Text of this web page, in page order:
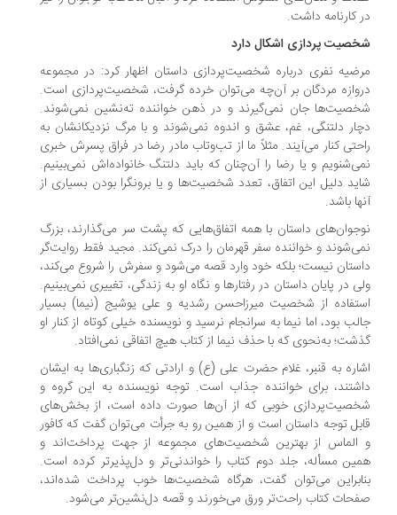
کارنامه داشت.
پردازی اشکال دارد
نفری درباره شخصیت‌پردازی داستان اظهار کرد: در مجموعه
مردگان بر آن‌چه می‌توان خرده گرفت، شخصیت‌پردازی است.
جان نمی‌گیرند و در ذهن خواننده ته‌نشین نمی‌شوند.
دلتنگی، غم، عشق و اندوه نمی‌شوند و با مرگ نزدیکانشان به
کنار می‌آیند. مثلاً ما از تب‌وتاب مادر رضا در فراق پسرش خبری
و یا رضا را آن‌چنان که باید دلتنگ خانواده‌اش نمی‌بینیم.
دلیل این اتفاق، تعدد شخصیت‌ها و یا برونگرا بودن بسیاری از
باشد.
داستان با همه اتفاق‌هایی که پشت سر می‌گذارند، بزرگ
و خواننده سفر قهرمان را درک نمی‌کند. مجید فقط روایت‌گر
نیست؛ بلکه خود وارد قصه می‌شود و سفرش را شروع می‌کند،
در پایان داستان در رفتارها و نگاه او به زندگی، تغییری نمی‌بینیم.
از شخصیت میرزاحسن رشدیه و علی یوشیج (نیما) بسیار
بود، اما نیما به سرانجام نرسید و نویسنده خیلی کوتاه از کنار او
به‌نحوی که با حذف نیما از کتاب هیچ اتفاقی نمی‌افتاد.
به قنبر، غلام حضرت علی (ع) و ارادتی که زنگباری‌ها به ایشان
برای خواننده جذاب است. توجه نویسنده به این گروه و
خوبی که از آن‌ها صورت داده است، از بخش‌های
توجه داستان است و از همین رو به جرأت می‌توان گفت که کافور
الماس از بهترین شخصیت‌های مجموعه از جهت پرداخت‌اند و
مسأله، جلد دوم کتاب را خواندنی‌تر و دل‌پذیرتر کرده است.
می‌توان گفت، هرگاه شخصیت‌ها خوب پرداخت شده‌اند،
کتاب راحت‌تر ورق می‌خورند و قصه دل‌نشین‌تر می‌شود.